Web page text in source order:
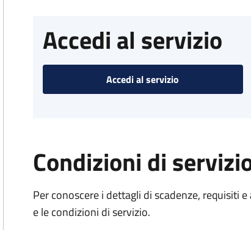
Accedi al servizio
Accedi al servizio
Condizioni di
Per conoscere i dettagli di scadenze, requisiti
e le condizioni di servizio.